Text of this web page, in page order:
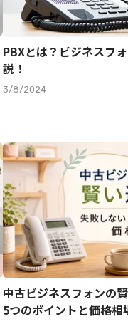
PBXとは？ビジネスフ
説！
3/8/2024
中古ビジネスフォンの
5つのポイントと価格相